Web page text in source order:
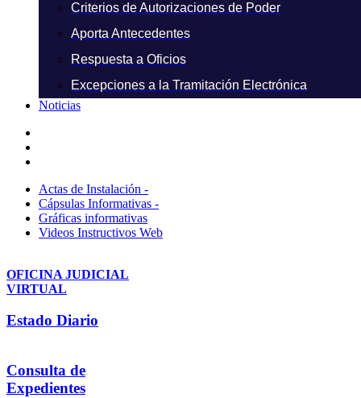
Criterios de Autorizaciones de Poder
Aporta Antecedentes
Respuesta a Oficios
Excepciones a la Tramitación Electrónica
Noticias
Actas de Instalación -
Cápsulas Informativas -
Gráficas informativas
Videos Instructivos Web
OFICINA JUDICIAL
VIRTUAL
Estado Diario
Consulta de
Expedientes